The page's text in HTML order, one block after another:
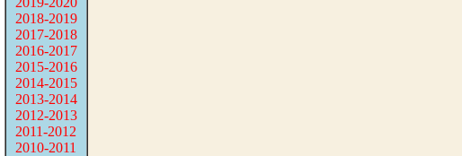
2018-2019
2017-2018
2016-2017
2015-2016
2014-2015
2013-2014
2012-2013
2011-2012
2010-2011